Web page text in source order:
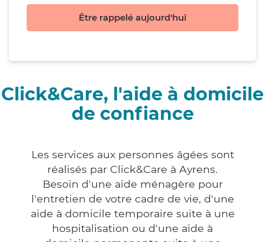
Être rappelé aujourd'hui
Click&Care, l'aide à domicile
de confiance
Les services aux personnes âgées sont
réalisés par Click&Care à Ayrens.
Besoin d'une aide ménagère pour
l'entretien de votre cadre de vie, d'une
aide à domicile temporaire suite à une
hospitalisation ou d'une aide à